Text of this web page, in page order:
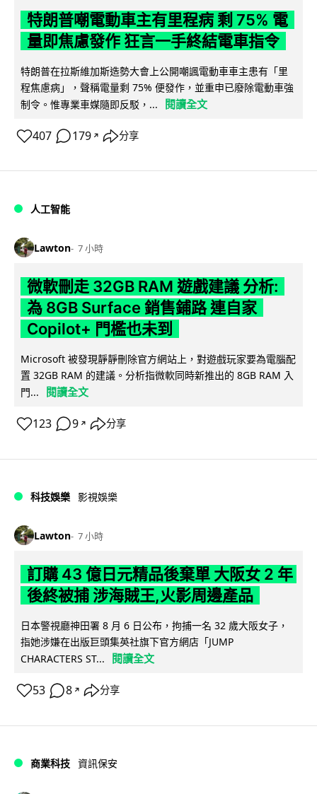
特朗普嘲電動車主有里程病 剩 75% 電
量即焦慮發作 狂言一手終結電車指令
特朗普在拉斯維加斯造勢大會上公開嘲諷電動車車主患有「里
程焦慮病」，聲稱電量剩 75% 便發作，並重申已廢除電動車強
制令。惟專業車媒隨即反駁，...
閱讀全文
407 179 ↗ 分享
人工智能
Lawton 7 小時
微軟刪走 32GB RAM 遊戲建議 分析:
為 8GB Surface 銷售鋪路 連自家
Copilot+ 門檻也未到
Microsoft 被發現靜靜刪除官方網站上，對遊戲玩家要為電腦配
置 32GB RAM 的建議。分析指微軟同時新推出的 8GB RAM 入
門...
閱讀全文
123 9 ↗ 分享
科技娛樂 影視娛樂
Lawton 7 小時
訂購 43 億日元精品後棄單 大阪女 2 年
後終被捕 涉海賊王,火影周邊產品
日本警視廳神田署 8 月 6 日公布，拘捕一名 32 歲大阪女子，
指她涉嫌在出版巨頭集英社旗下官方網店「JUMP
CHARACTERS ST...
閱讀全文
53 8 ↗ 分享
商業科技 資訊保安